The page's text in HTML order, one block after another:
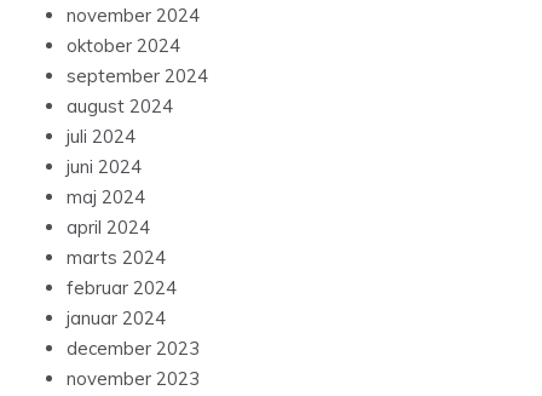
november 2024
oktober 2024
september 2024
august 2024
juli 2024
juni 2024
maj 2024
april 2024
marts 2024
februar 2024
januar 2024
december 2023
november 2023